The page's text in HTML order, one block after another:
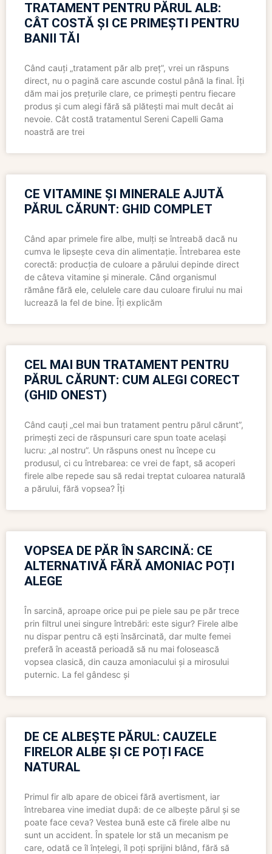
TRATAMENT PENTRU PĂRUL ALB:
CÂT COSTĂ ȘI CE PRIMEȘTI PENTRU
BANII TĂI
Când cauți „tratament păr alb preț”, vrei un răspuns
direct, nu o pagină care ascunde costul până la final. Îți
dăm mai jos prețurile clare, ce primești pentru fiecare
produs și cum alegi fără să plătești mai mult decât ai
nevoie. Cât costă tratamentul Sereni Capelli Gama
noastră are trei
CE VITAMINE ȘI MINERALE AJUTĂ
PĂRUL CĂRUNT: GHID COMPLET
Când apar primele fire albe, mulți se întreabă dacă nu
cumva le lipsește ceva din alimentație. Întrebarea este
corectă: producția de culoare a părului depinde direct
de câteva vitamine și minerale. Când organismul
rămâne fără ele, celulele care dau culoare firului nu mai
lucrează la fel de bine. Îți explicăm
CEL MAI BUN TRATAMENT PENTRU
PĂRUL CĂRUNT: CUM ALEGI CORECT
(GHID ONEST)
Când cauți „cel mai bun tratament pentru părul cărunt”,
primești zeci de răspunsuri care spun toate același
lucru: „al nostru”. Un răspuns onest nu începe cu
produsul, ci cu întrebarea: ce vrei de fapt, să acoperi
firele albe repede sau să redai treptat culoarea naturală
a părului, fără vopsea? Îți
VOPSEA DE PĂR ÎN SARCINĂ: CE
ALTERNATIVĂ FĂRĂ AMONIAC POȚI
ALEGE
În sarcină, aproape orice pui pe piele sau pe păr trece
prin filtrul unei singure întrebări: este sigur? Firele albe
nu dispar pentru că ești însărcinată, dar multe femei
preferă în această perioadă să nu mai folosească
vopsea clasică, din cauza amoniacului și a mirosului
puternic. La fel gândesc și
DE CE ALBEȘTE PĂRUL: CAUZELE
FIRELOR ALBE ȘI CE POȚI FACE
NATURAL
Primul fir alb apare de obicei fără avertisment, iar
întrebarea vine imediat după: de ce albește părul și se
poate face ceva? Vestea bună este că firele albe nu
sunt un accident. În spatele lor stă un mecanism pe
care, odată ce îl înțelegi, îl poți sprijini blând, fără să